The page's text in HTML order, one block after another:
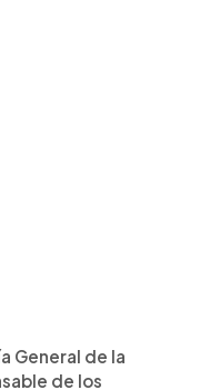
General de la
de los